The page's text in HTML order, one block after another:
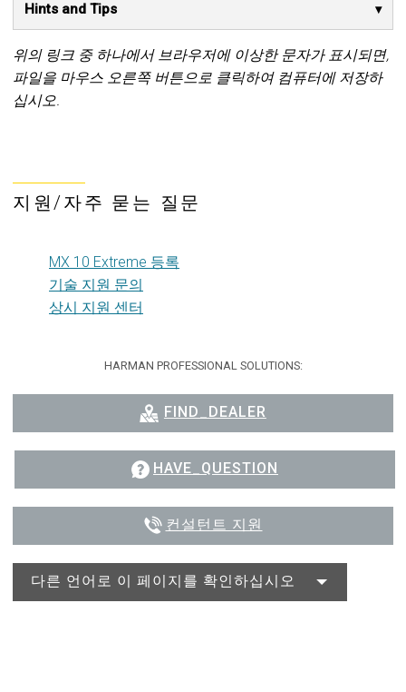
Hints and Tips
위의 링크 중 하나에서 브라우저에 이상한 문자가 표시되면,
파일을 마우스 오른쪽 버튼으로 클릭하여 컴퓨터에 저장하
십시오.
지원/자주 묻는 질문
MX 10 Extreme 등록
기술 지원 문의
상시 지원 센터
HARMAN PROFESSIONAL SOLUTIONS:
FIND_DEALER
HAVE_QUESTION
컨설턴트 지원
다른 언어로 이 페이지를 확인하십시오